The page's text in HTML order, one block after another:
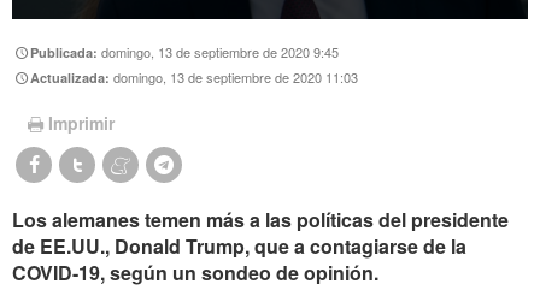
Publicada:domingo, 13 de septiembre de 2020 9:45
Actualizada:domingo, 13 de septiembre de 2020 11:03
Imprimir
Los alemanes temen más a las políticas del presidente
de EE.UU., Donald Trump, que a contagiarse de la
COVID-19, según un sondeo de opinión.